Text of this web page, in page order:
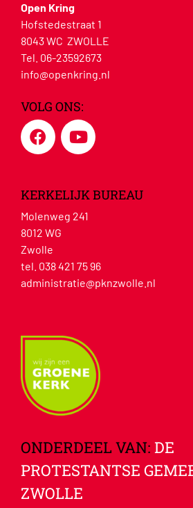
Open Kring
Hofstedestraat 1
8043 WC ZWOLLE
Tel. 06-23592673
info@openkring.nl
VOLG ONS:
KERKELIJK BUREAU
Molenweg 241
8012 WG
Zwolle
tel. 038 421 75 96
administratie@pknzwolle.nl
ONDERDEEL VAN: DE
PROTESTANTSE
ZWOLLE